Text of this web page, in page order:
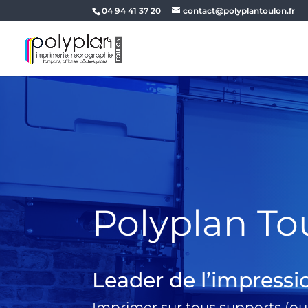
04 94 41 37 20 contact@polyplantoulon.fr
Polyplan
Leader de